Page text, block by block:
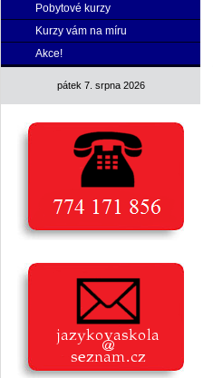
Pobytové kurzy
Kurzy vám na míru
Akce!
pátek 7. srpna 2026